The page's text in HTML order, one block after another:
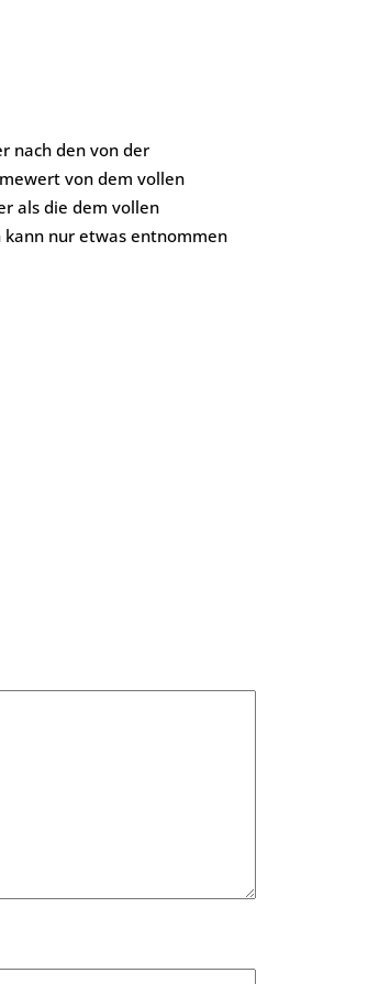
nach den von der
von dem vollen
als die dem vollen
kann nur etwas entnommen